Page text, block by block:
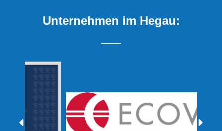
Unternehmen im Hegau: